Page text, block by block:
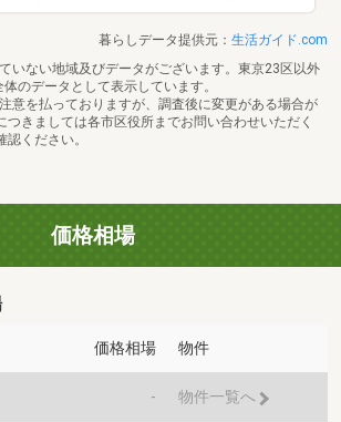
暮らしデータ提供元： 生活ガイド.com
いない地域及びデータがございます。東京23区以外
のデータとして表示しています。
意を払っておりますが、調査後に変更がある場合が
つきましては各市区役所までお問い合わせいただく
ください。
価格相場
価格相場 物件
- 物件一覧へ